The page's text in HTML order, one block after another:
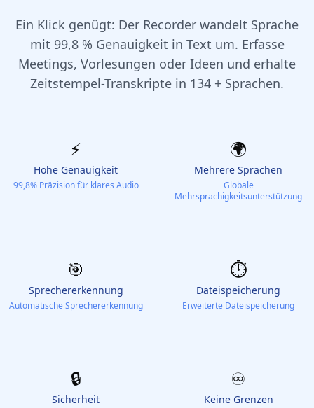
Ein Klick genügt: Der Recorder wandelt Sprache
mit 99,8 % Genauigkeit in Text um. Erfasse
Meetings, Vorlesungen oder Ideen und erhalte
Zeitstempel-Transkripte in 134 + Sprachen.
⚡️
Hohe Genauigkeit
99,8% Präzision für klares Audio
🌍
Mehrere Sprachen
Globale
Mehrsprachigkeitsunterstützung
🎯
Sprechererkennung
Automatische Sprechererkennung
⏱️
Dateispeicherung
Erweiterte Dateispeicherung
🔒
Sicherheit
♾️
Keine Grenzen